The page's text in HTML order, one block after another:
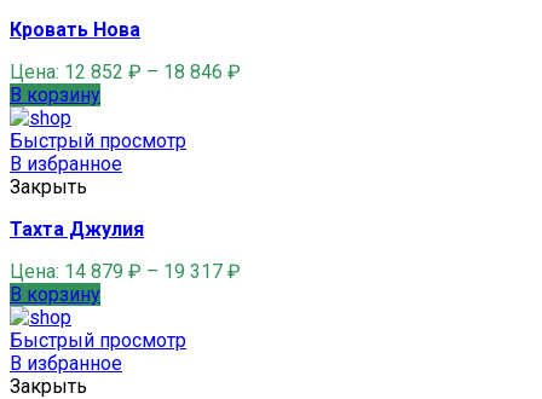
Кровать Нова
Цена: 12 852 ₽ – 18 846 ₽
В корзину
Быстрый просмотр
В избранное
Закрыть
Тахта Джулия
Цена: 14 879 ₽ – 19 317 ₽
В корзину
Быстрый просмотр
В избранное
Закрыть